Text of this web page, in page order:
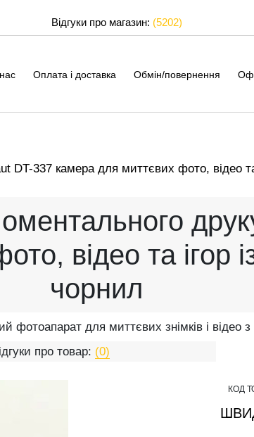
Відгуки про магазин: (5202)
Оплата і доставка Обмін/повернення
337 камера для миттєвих фото, відео
відео та ігор
чорнил
фотоапарат для миттєвих знімків і відео
про товар: (0)
КОД